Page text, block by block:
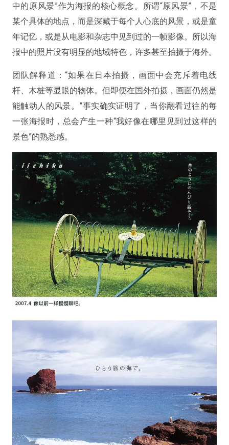
中的原风景”作为海报的核心概念。所谓“原风景”，不是
某个具体的地点，而是深藏于每个人心底的风景，或是童
年记忆，或是从电影和杂志中见到过的一帧影像。所以海
报中的照片没有明显的地域特色，许多甚至拍摄于海外。
团队解释道：“如果在日本拍摄，画面中会充斥着电线
杆、木桩等显眼的物体。但即便在国外拍摄，画面仍然是
能触动人的风景。”事实确实证明了，当你翻看过往的每
一张海报时，总会产生一种“我好像在哪里见到过这样的
景色”的熟悉感。